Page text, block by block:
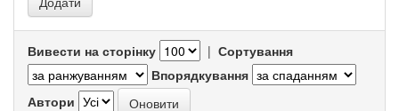
Вивести на сторінку | Сортування
Впорядкування
Автори